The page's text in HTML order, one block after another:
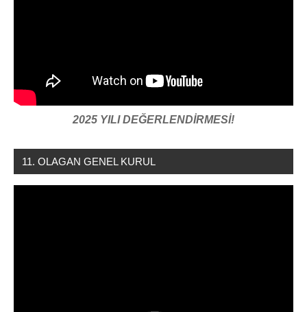
2025 YILI DEĞERLENDİRMESİ!
11. OLAGAN GENEL KURUL